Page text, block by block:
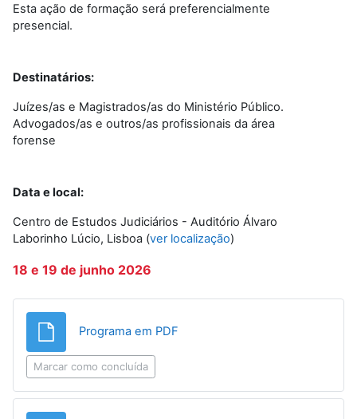
Esta ação de formação será preferencialmente
presencial.
Destinatários:
Juízes/as e Magistrados/as do Ministério Público.
Advogados/as e outros/as profissionais da área
forense
Data e local:
Centro de Estudos Judiciários - Auditório Álvaro
Laborinho Lúcio, Lisboa (ver localização)
18 e 19 de junho 2026
Programa em PDF
Marcar como concluída